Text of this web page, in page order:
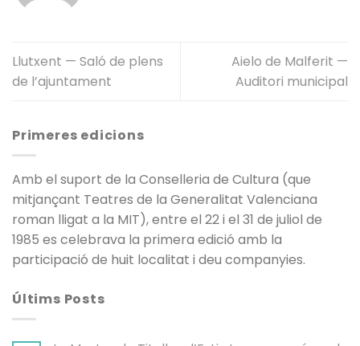
Llutxent — Saló de plens
de l’ajuntament
Aielo de Malferit —
Auditori municipal
Primeres edicions
Amb el suport de la Conselleria de Cultura (que
mitjançant Teatres de la Generalitat Valenciana
roman lligat a la MIT), entre el 22 i el 31 de juliol de
1985 es celebrava la primera edició amb la
participació de huit localitat i deu companyies.
Últims Posts